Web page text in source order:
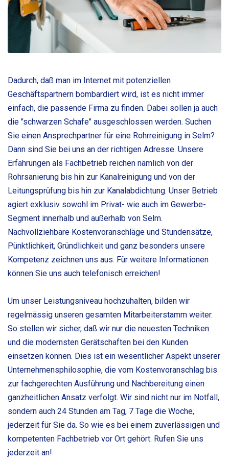
Dadurch, daß man im Internet mit potenziellen
Geschäftspartnern bombardiert wird, ist es nicht immer
einfach, die passende Firma zu finden. Dabei sollen ja auch
die "schwarzen Schafe" ausgeschlossen werden. Suchen
Sie einen Ansprechpartner für eine Rohrreinigung in Selm?
Dann sind Sie bei uns an der richtigen Adresse. Unsere
Erfahrungen als Fachbetrieb reichen nämlich von der
Rohrsanierung bis hin zur Kanalreinigung und von der
Leitungsprüfung bis hin zur Kanalabdichtung. Unser Betrieb
agiert exklusiv sowohl im Privat- wie auch im Gewerbe-
Segment innerhalb und außerhalb von Selm.
Nachvollziehbare Kostenvoranschläge und Stundensätze,
Pünktlichkeit, Gründlichkeit und ganz besonders unsere
Kompetenz zeichnen uns aus. Für weitere Informationen
können Sie uns auch telefonisch erreichen!
Um unser Leistungsniveau hochzuhalten, bilden wir
regelmässig unseren gesamten Mitarbeiterstamm weiter.
So stellen wir sicher, daß wir nur die neuesten Techniken
und die modernsten Gerätschaften bei den Kunden
einsetzen können. Dies ist ein wesentlicher Aspekt unserer
Unternehmensphilosophie, die vom Kostenvoranschlag bis
zur fachgerechten Ausführung und Nachbereitung einen
ganzheitlichen Ansatz verfolgt. Wir sind nicht nur im Notfall,
sondern auch 24 Stunden am Tag, 7 Tage die Woche,
jederzeit für Sie da. So wie es bei einem zuverlässigen und
kompetenten Fachbetrieb vor Ort gehört. Rufen Sie uns
jederzeit an!